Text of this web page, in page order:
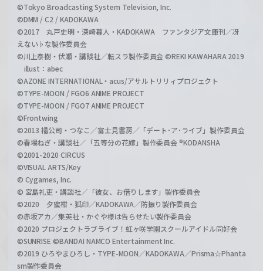
©Tokyo Broadcasting System Television, Inc.
©DMM / C2 / KADOKAWA
©2017 丸戸史明・深崎暮人・KADOKAWA ファンタジア文庫刊／冴
えない♭な製作委員会
©川上泰樹・伏瀬・講談社／転スラ製作委員会 ©REKI KAWAHARA 2019
illust：abec
©AZONE INTERNATIONAL・acus/アサルトリリィプロジェクト
©TYPE-MOON / FGO6 ANIME PROJECT
©TYPE-MOON / FGO7 ANIME PROJECT
©Frontwing
©2013 橘公司・つなこ／富士見書房／「デート･ア･ライブ」製作委員会
©春場ねぎ・講談社／「五等分の花嫁」製作委員会 ®KODANSHA
©2001-2020 CIRCUS
©VISUAL ARTS/Key
© Cygames, Inc.
© 宮島礼吏・講談社／「彼女、お借りします」製作委員会
©2020 夕蜜柑・狐印／KADOKAWA／防振り製作委員会
©赤坂アカ／集英社・かぐや様は告らせたい製作委員会
©2020 プロジェクトラブライブ！虹ヶ咲学園スクールアイドル同好会
©SUNRISE ©BANDAI NAMCO Entertainment Inc.
©2019 ひろやまひろし・TYPE-MOON／KADOKAWA／Prisma☆Phanta
sm製作委員会